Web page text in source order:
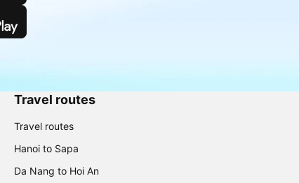
Travel routes
Travel routes
Hanoi to Sapa
Da Nang to Hoi An